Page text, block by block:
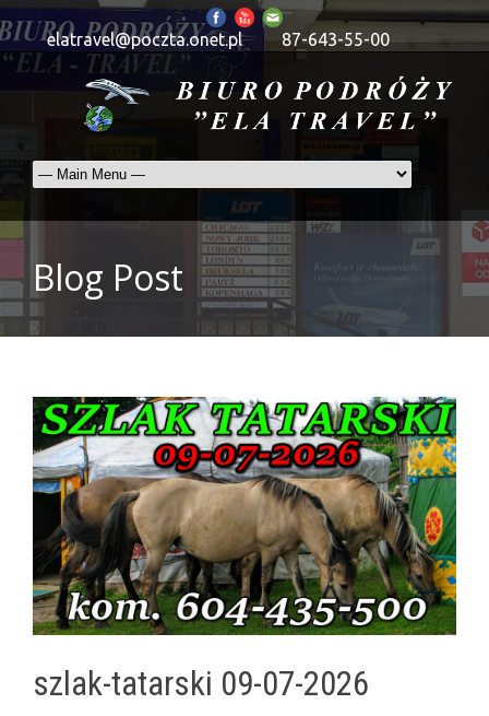
elatravel@poczta.onet.pl 87-643-55-00
Blog Post
szlak-tatarski 09-07-2026